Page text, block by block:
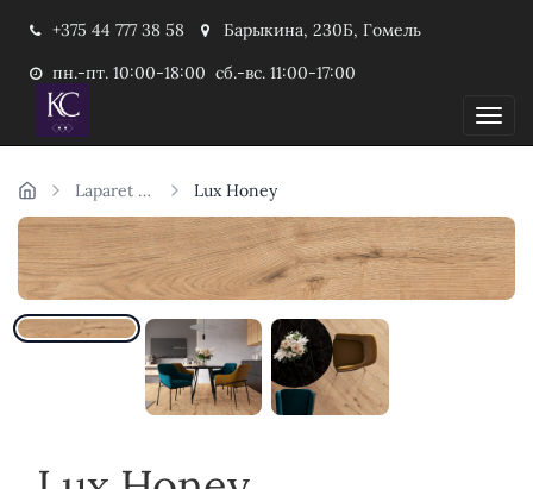
+375 44 777 38 58
Барыкина, 230Б, Гомель
пн.-пт. 10:00-18:00 сб.-вс. 11:00-17:00
Laparet дерево Lux Honey